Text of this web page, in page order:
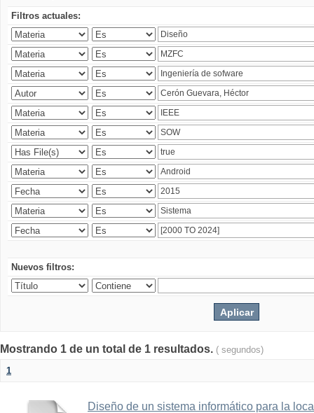
Filtros actuales:
Nuevos filtros:
Mostrando 1 de un total de 1 resultados. ( segundos)
1
Diseño de un sistema informático para la